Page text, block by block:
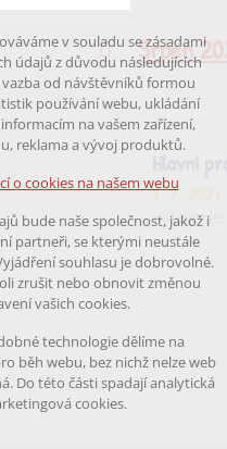
Předchozí
Srpen
Hlavní
1. 7. 2021
Kategorie:
webu
stránek (session):
volby jazyka, apod.
anonymizované vyhodnocení
cookies (Google)
o cookies na našem webu
Odmítnout vše
v souladu se zásadami
údajů z důvodu následujících
od návštěvníků formou
používání webu, ukládání
na vašem zařízení,
reklama a vývoj produktů.
o cookies na našem webu
bude naše společnost, jakož i
partneři, se kterými neustále
souhlasu je dobrovolné.
zrušit nebo obnovit změnou
vašich cookies.
technologie dělíme na
běh webu, bez nichž nelze web
Do této části spadají analytická
cookies.